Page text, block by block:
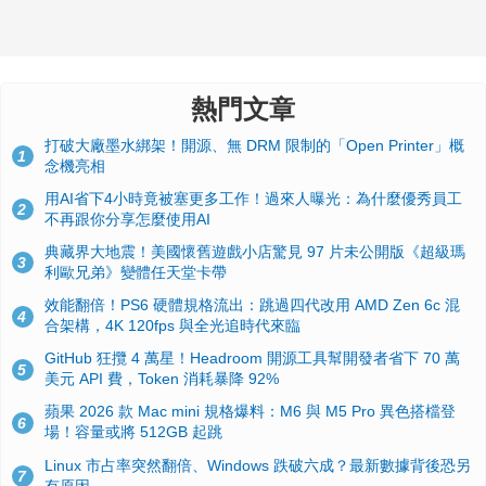
熱門文章
1
打破大廠墨水綁架！開源、無 DRM 限制的「Open Printer」概
念機亮相
2
用AI省下4小時竟被塞更多工作！過來人曝光：為什麼優秀員工
不再跟你分享怎麼使用AI
3
典藏界大地震！美國懷舊遊戲小店驚見 97 片未公開版《超級瑪
利歐兄弟》變體任天堂卡帶
4
效能翻倍！PS6 硬體規格流出：跳過四代改用 AMD Zen 6c 混
合架構，4K 120fps 與全光追時代來臨
5
GitHub 狂攬 4 萬星！Headroom 開源工具幫開發者省下 70 萬
美元 API 費，Token 消耗暴降 92%
6
蘋果 2026 款 Mac mini 規格爆料：M6 與 M5 Pro 異色搭檔登
場！容量或將 512GB 起跳
7
Linux 市占率突然翻倍、Windows 跌破六成？最新數據背後恐另